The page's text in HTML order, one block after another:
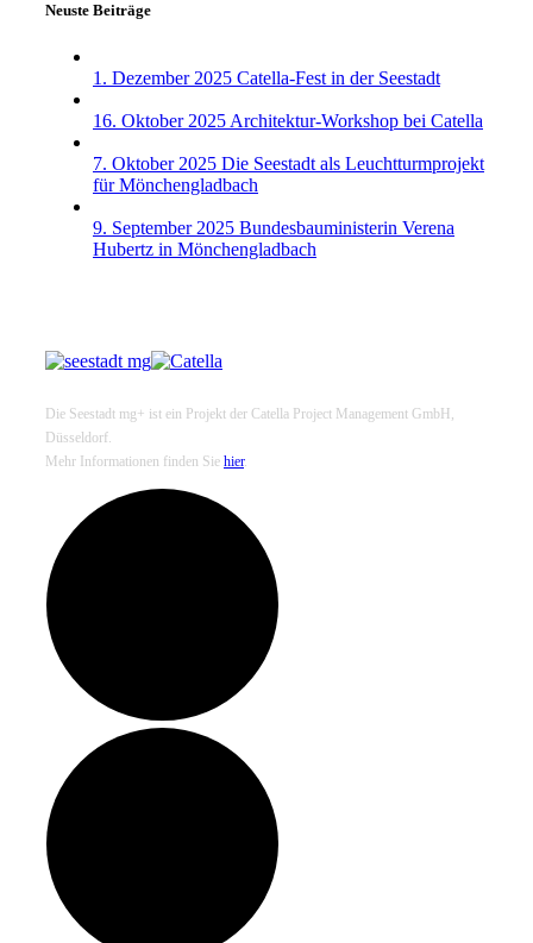
Neuste Beiträge
1. Dezember 2025 Catella-Fest in der Seestadt
16. Oktober 2025 Architektur-Workshop bei Catella
7. Oktober 2025 Die Seestadt als Leuchtturmprojekt
für Mönchengladbach
9. September 2025 Bundesbauministerin Verena
Hubertz in Mönchengladbach
Die Seestadt mg+ ist ein Projekt der Catella Project Management GmbH,
Düsseldorf.
Mehr Informationen finden Sie hier.